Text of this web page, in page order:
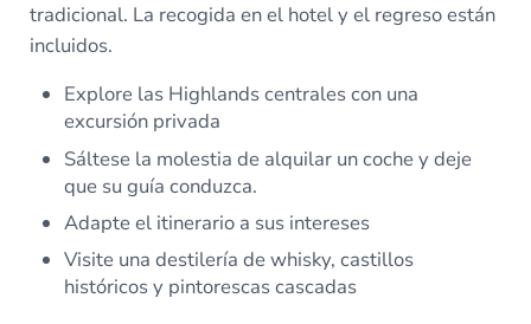
tradicional. La recogida en el hotel y el regreso están
incluidos.
Explore las Highlands centrales con una
excursión privada
Sáltese la molestia de alquilar un coche y deje
que su guía conduzca.
Adapte el itinerario a sus intereses
Visite una destilería de whisky, castillos
históricos y pintorescas cascadas